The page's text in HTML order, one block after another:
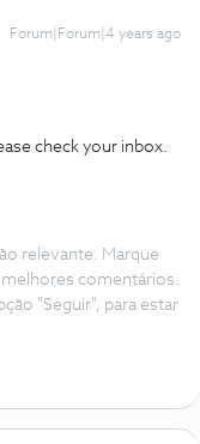
Forum|Forum|4 years ago
check your inbox.
relevante. Marque
comentários.
"Seguir", para estar